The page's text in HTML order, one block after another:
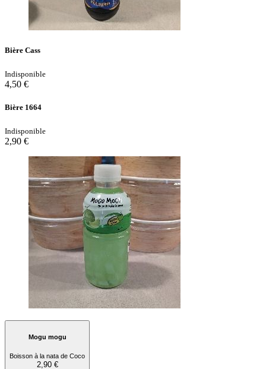
Bière Cass
Indisponible
4,50 €
Bière 1664
Indisponible
2,90 €
Mogu mogu
Boisson à la nata de Coco
2,90 €